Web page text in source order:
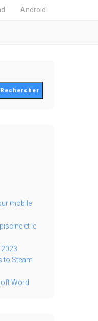
Android
Rechercher
mobile
et le
to Steam
Word